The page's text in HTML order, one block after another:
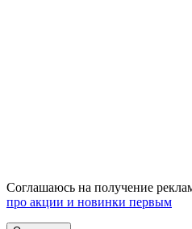
Соглашаюсь на получение
про акции и новинки первым